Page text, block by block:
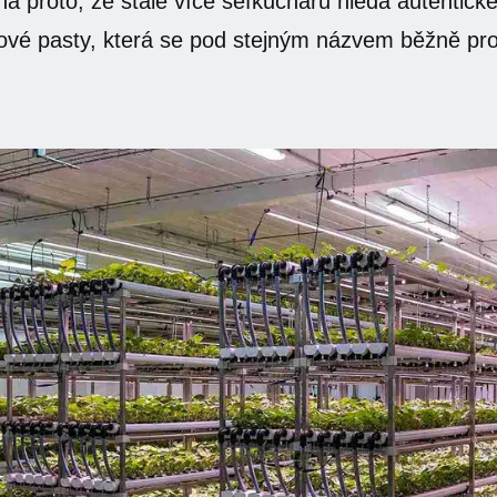
pasty, která se pod stejným názvem běžně